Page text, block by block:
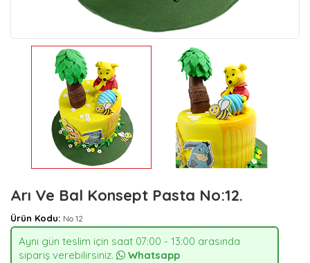
Arı Ve Bal Konsept Pasta No:12.
Ürün Kodu: No 12
Aynı gün teslim için saat 07:00 - 13:00 arasında
sipariş verebilirsiniz.
Whatsapp